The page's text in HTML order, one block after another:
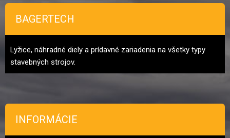
BAGERTECH
Lyžice, náhradné diely a prídavné zariadenia na všetky typy
stavebných strojov.
INFORMÁCIE